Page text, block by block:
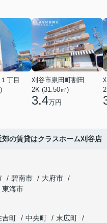
丁目
刈谷市泉田町割田
2K (31.50㎡)
3.4万円
の賃貸はクラスホーム刈谷店
碧南市
大府市
東海市
吉町 中央町
末広町